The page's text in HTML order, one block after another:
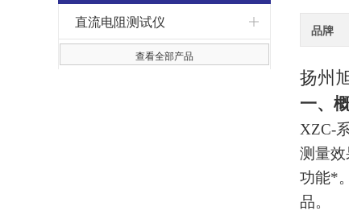
直流电阻测试仪
查看全部产品
品牌
扬州
一、
XZC-
测量
功能*
品。